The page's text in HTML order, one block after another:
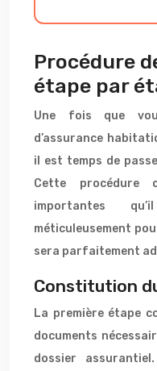
Procédure
étape par
Une fois que
d’assurance
il est temps de
Cette procédure
importantes
méticuleusement
sera parfaitement
Constitution
La première étape
documents
dossier